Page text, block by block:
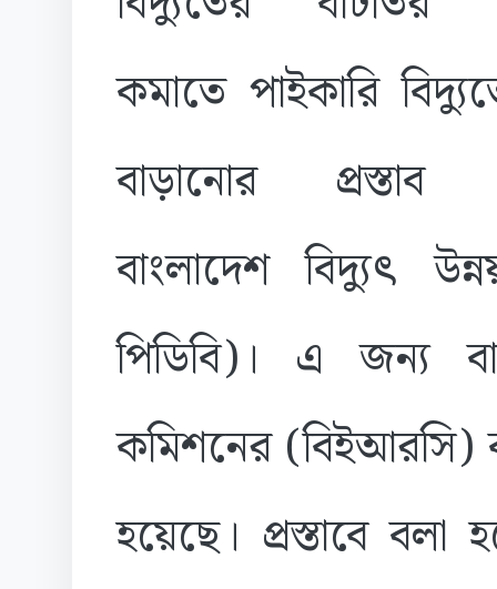
কমাতে পাইকারি
বাড়ানোর প্রস্তাব
বাংলাদেশ বিদ্যুৎ
পিডিবি)। এ জন্য
কমিশনের (বিইআরসি)
হয়েছে। প্রস্তাবে বলা